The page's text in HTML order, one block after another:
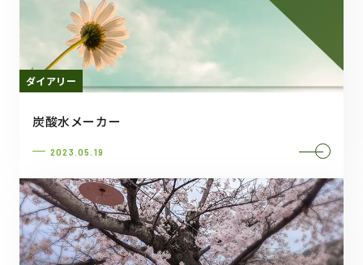
ダイアリー
炭酸水メーカー
2023.05.19